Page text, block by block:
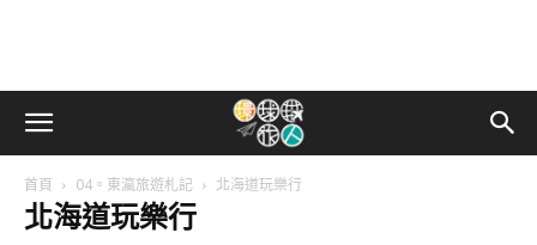
首頁 04。東瀛旅遊札記 北海道玩樂行
北海道玩樂行